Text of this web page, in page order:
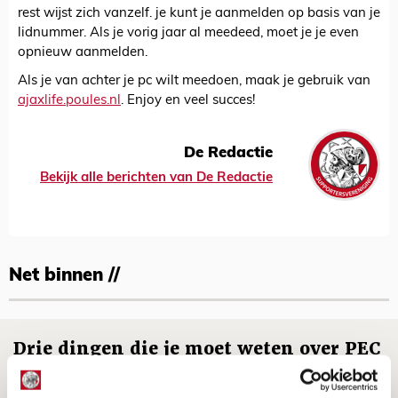
rest wijst zich vanzelf. je kunt je aanmelden op basis van je
lidnummer. Als je vorig jaar al meedeed, moet je je even
opnieuw aanmelden.
Als je van achter je pc wilt meedoen, maak je gebruik van
ajaxlife.poules.nl. Enjoy en veel succes!
De Redactie
Bekijk alle berichten van De Redactie
Net binnen //
Drie dingen die je moet weten over PEC
Zwolle - Ajax